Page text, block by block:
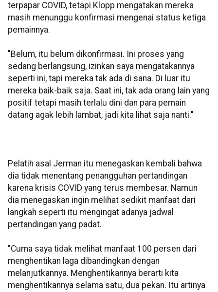
terpapar COVID, tetapi Klopp mengatakan mereka
masih menunggu konfirmasi mengenai status ketiga
pemainnya.
"Belum, itu belum dikonfirmasi. Ini proses yang
sedang berlangsung, izinkan saya mengatakannya
seperti ini, tapi mereka tak ada di sana. Di luar itu
mereka baik-baik saja. Saat ini, tak ada orang lain yang
positif tetapi masih terlalu dini dan para pemain
datang agak lebih lambat, jadi kita lihat saja nanti."
Pelatih asal Jerman itu menegaskan kembali bahwa
dia tidak menentang penangguhan pertandingan
karena krisis COVID yang terus membesar. Namun
dia menegaskan ingin melihat sedikit manfaat dari
langkah seperti itu mengingat adanya jadwal
pertandingan yang padat.
"Cuma saya tidak melihat manfaat 100 persen dari
menghentikan laga dibandingkan dengan
melanjutkannya. Menghentikannya berarti kita
menghentikannya selama satu, dua pekan. Itu artinya